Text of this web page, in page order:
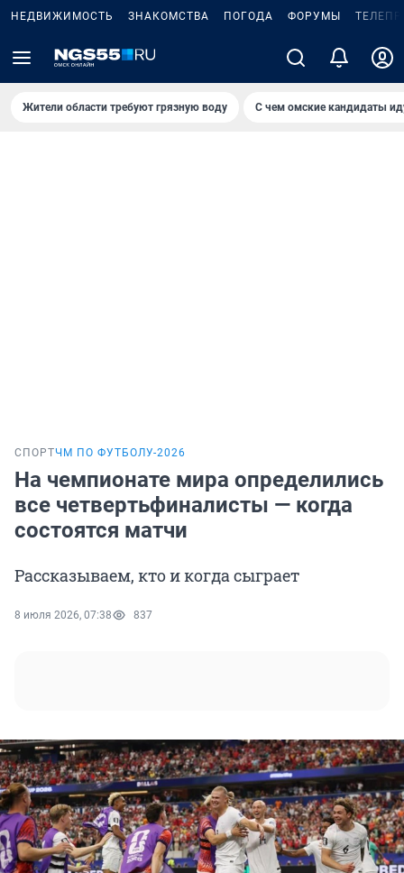
НЕДВИЖИМОСТЬ ЗНАКОМСТВА ПОГОДА ФОРУМЫ
Жители области требуют грязную воду С чем омские кандидаты
СПОРТЧМ ПО ФУТБОЛУ-2026
На чемпионате мира определились
все четвертьфиналисты — когда
состоятся матчи
Рассказываем, кто и когда сыграет
8 июля 2026, 07:38 837